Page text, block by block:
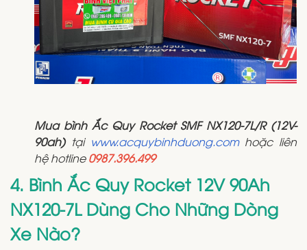
Mua bình Ắc Quy Rocket SMF NX120-7L/R (12V-
90ah)tại www.acquybinhduong.com hoặc liên
hệ hotline0987.396.499
4. Bình Ắc Quy Rocket 12V 90Ah
NX120-7L Dùng Cho Những Dòng
Xe Nào?